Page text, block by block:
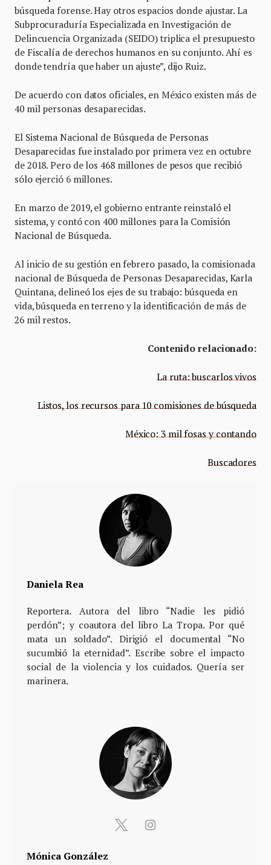
búsqueda forense. Hay otros espacios donde ajustar. La
Subprocuraduría Especializada en Investigación de
Delincuencia Organizada (SEIDO) triplica el presupuesto
de Fiscalía de derechos humanos en su conjunto. Ahí es
donde tendría que haber un ajuste”, dijo Ruiz.
De acuerdo con datos oficiales, en México existen más de
40 mil personas desaparecidas.
El Sistema Nacional de Búsqueda de Personas
Desaparecidas fue instalado por primera vez en octubre
de 2018. Pero de los 468 millones de pesos que recibió
sólo ejerció 6 millones.
En marzo de 2019, el gobierno entrante reinstaló el
sistema, y contó con 400 millones para la Comisión
Nacional de Búsqueda.
Al inicio de su gestión en febrero pasado, la comisionada
nacional de Búsqueda de Personas Desaparecidas, Karla
Quintana, delineó los ejes de su trabajo: búsqueda en
vida, búsqueda en terreno y la identificación de más de
26 mil restos.
Contenido relacionado:
La ruta: buscarlos vivos
Listos, los recursos para 10 comisiones de búsqueda
México: 3 mil fosas y contando
Buscadores
Daniela Rea
Reportera. Autora del libro “Nadie les pidió
perdón”; y coautora del libro La Tropa. Por qué
mata un soldado”. Dirigió el documental “No
sucumbió la eternidad”. Escribe sobre el impacto
social de la violencia y los cuidados. Quería ser
marinera.
Mónica González